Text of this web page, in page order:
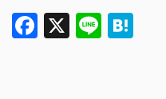
Facebook
X Line